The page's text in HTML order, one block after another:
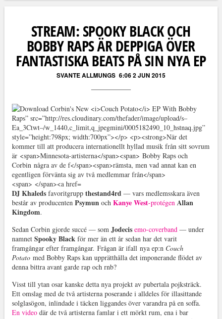
STREAM: SPOOKY BLACK OCH
BOBBY RAPS ÄR DEPPIGA ÖVER
FANTASTISKA BEATS PÅ SIN NYA EP
SVANTE ALLMUNGS 6:06 2 JUN 2015
DJ Khaledsfavoritgrupp thestand4rd — vars medlemsskara även
består av producenten Psymun och Kanye West-protégen Allan
Kingdom.
Sedan Corbin gjorde succé — som Jodecis emo-coverband — under
namnet Spooky Black för mer än ett år sedan har det varit
framgångar efter framgångar. Frågan är ifall nya ep:n Couch
Potatomed Bobby Raps kan upprätthålla det imponerande flödet av
denna bittra avant garde rap och rnb?
Visst till ytan osar kanske detta nya projekt av pubertala pojksträck.
Ett omslag med de två artisterna poserande i alldeles för illasittande
solglasögon, inlindade i täcken liggandes över varandra på en soffa.
En videodär de två artisterna famlar i ett mörkt rum, ena i bar